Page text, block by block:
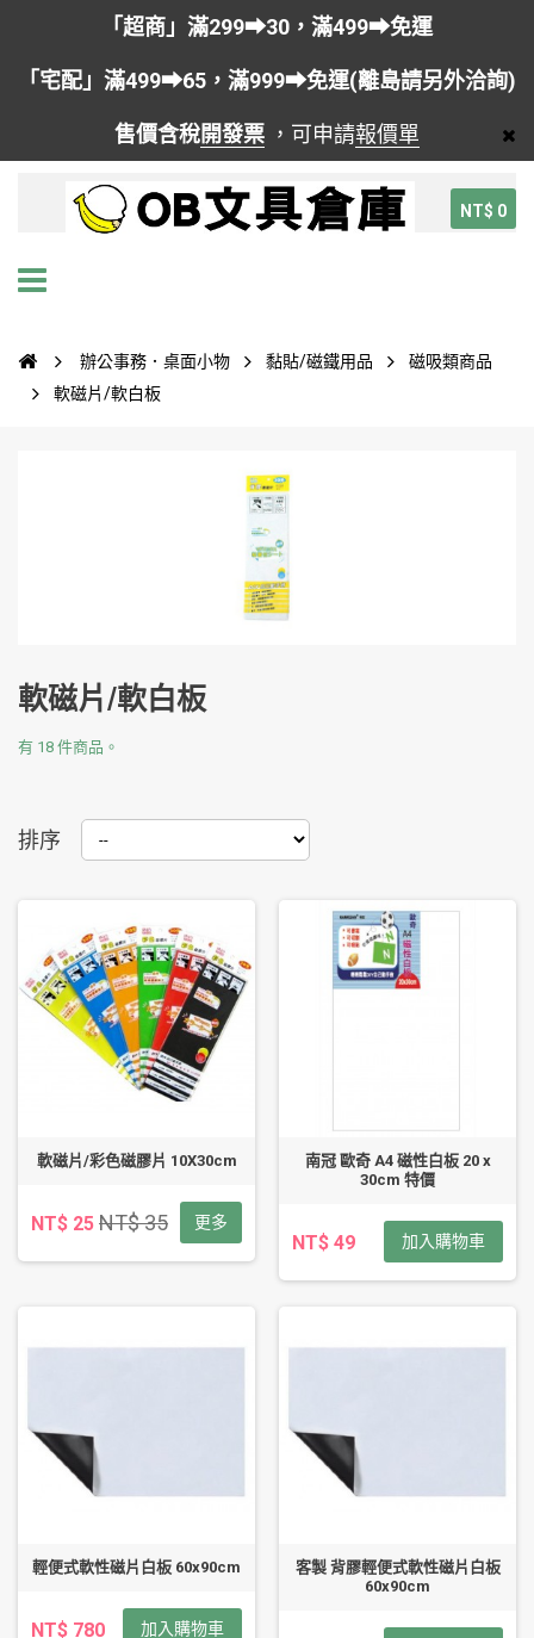
「超商」滿299➡30，滿499➡免運
「宅配」滿499➡65，滿999➡免運(離島請另外洽詢)
售價含稅開發票 ，可申請報價單
NT$ 0
辦公事務．桌面小物 黏貼/磁鐵用品
磁吸類商品
軟磁片/軟白板
軟磁片/軟白板
有 18 件商品。
排序
軟磁片/彩色磁膠片 10X30cm
NT$ 25 NT$ 35 更多
南冠 歐奇 A4 磁性白板 20 x
30cm 特價
NT$ 49 加入購物車
輕便式軟性磁片白板 60x90cm
NT$ 780 加入購物車
客製 背膠輕便式軟性磁片白板
60x90cm